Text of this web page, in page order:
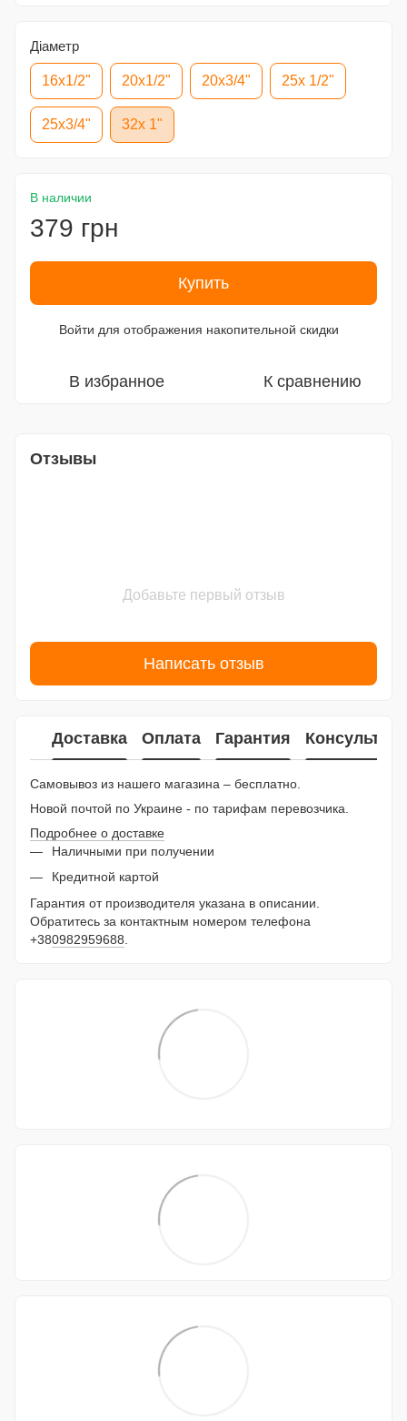
Діаметр
16x1/2" 20x1/2" 20x3/4" 25x 1/2"
25x3/4" 32x 1"
В наличии
379 грн
Купить
Войти для отображения накопительной скидки
В избранное К сравнению
Отзывы
Добавьте первый отзыв
Написать отзыв
Доставка Оплата Гарантия
Самовывоз из нашего магазина – бесплатно.
Новой почтой по Украине - по тарифам перевозчика.
Подробнее о доставке
Наличными при получении
Кредитной картой
Гарантия от производителя указана в описании.
Обратитесь за контактным номером телефона
+380982959688